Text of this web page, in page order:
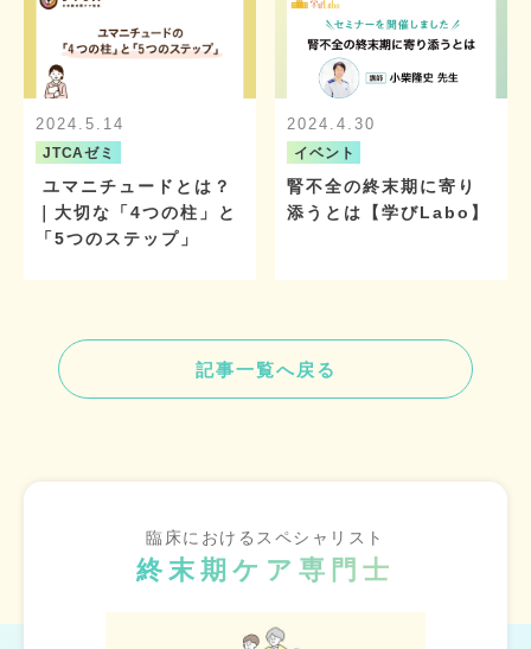
2024.5.14
JTCAゼミ
ユマニチュードとは？
｜大切な「4つの柱」と
「5つのステップ」
2024.4.30
イベント
腎不全の終末期に寄り
添うとは【学びLabo】
記事一覧へ戻る
臨床におけるスペシャリスト
終末期ケア専門士